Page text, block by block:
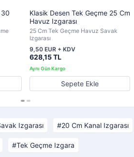
30
Klasik Desen Tek Geçme 25 Cm
Havuz Izgarası
25 Cm Tek Geçme Havuz Savak
Izgarası
628,15 TL
9,50 EUR + KDV
Sepete Ekle
Izgarası 20 Cm Kanal Izgarası
Tek Geçme Izgara